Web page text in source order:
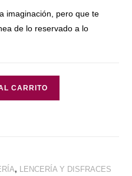
imaginación, pero que te
de lo reservado a lo
CARRITO
, LENCERÍA Y DISFRACES